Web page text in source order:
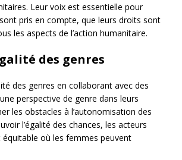
Leur voix est essentielle pour
pris en compte, que leurs droits sont
les aspects de l’action humanitaire.
des genres
des genres en collaborant avec des
perspective de genre dans leurs
les obstacles à l’autonomisation des
l’égalité des chances, les acteurs
où les femmes peuvent